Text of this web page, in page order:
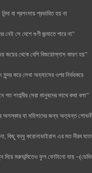
বা প্রশংসায় প্রভাবিত হয় না
নেই সে দেশে গুণী জন্মাতে পারে না”
থেকে বেশি বিজয়োল্লাস কারণ হয়”
করে লেখা অভ্যাসের ওপর নির্ভরকরে
শতাব্দীর সেরা মানুষদের সাথে কথা বলা”
অলস্কার যা মহিলাদের জন্য অত্যন্ত
কিছু বন্ধু করোনাভাইরাস এর মত নীরব
দিয়ে মরুভূমিতেও ফুল ফোটানো যায়